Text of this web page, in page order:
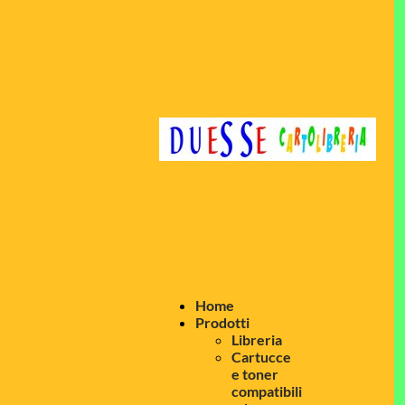
Home
Prodotti
Libreria
Cartucce
e toner
compatibili